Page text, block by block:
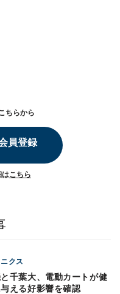
ちらから
員登録
はこちら
クス
千葉大、電動カートが健
える好影響を確認